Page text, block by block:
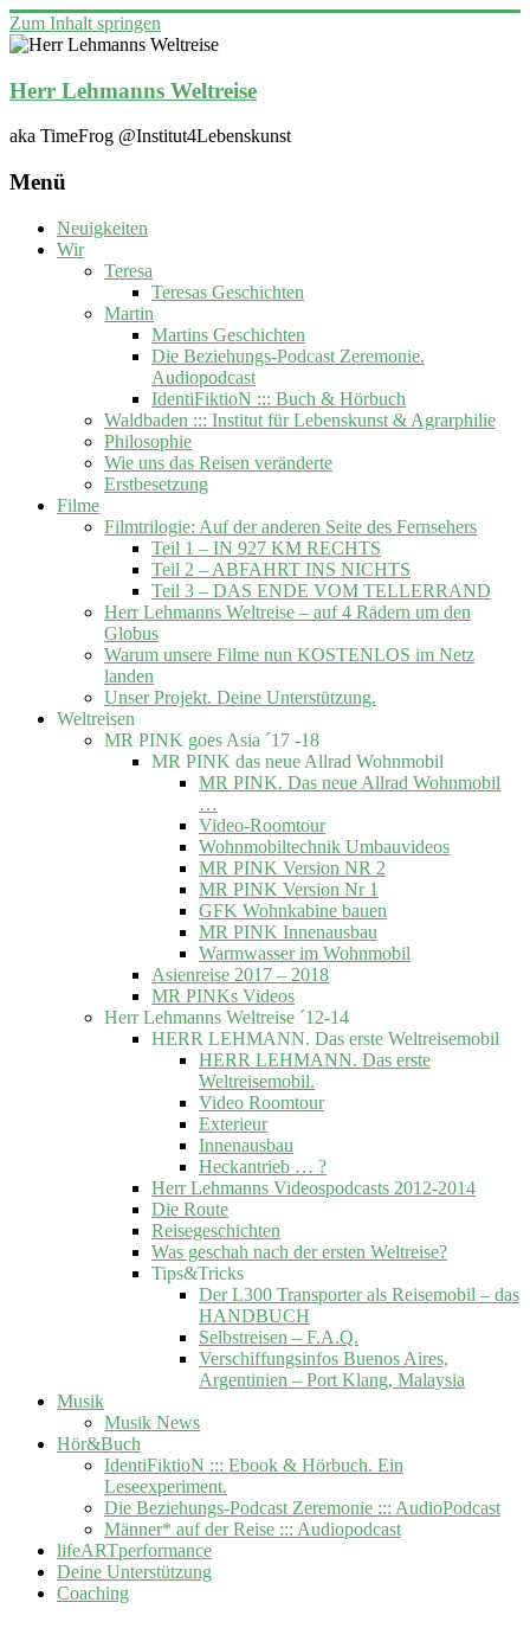
Zum Inhalt springen
Herr Lehmanns Weltreise
aka TimeFrog @Institut4Lebenskunst
Menü
Neuigkeiten
Wir
Teresa
Teresas Geschichten
Martin
Martins Geschichten
Die Beziehungs-Podcast Zeremonie.
Audiopodcast
IdentiFiktioN ::: Buch & Hörbuch
Waldbaden ::: Institut für Lebenskunst & Agrarphilie
Philosophie
Wie uns das Reisen veränderte
Erstbesetzung
Filme
Filmtrilogie: Auf der anderen Seite des Fernsehers
Teil 1 – IN 927 KM RECHTS
Teil 2 – ABFAHRT INS NICHTS
Teil 3 – DAS ENDE VOM TELLERRAND
Herr Lehmanns Weltreise – auf 4 Rädern um den
Globus
Warum unsere Filme nun KOSTENLOS im Netz
landen
Unser Projekt. Deine Unterstützung.
Weltreisen
MR PINK goes Asia ´17 -18
MR PINK das neue Allrad Wohnmobil
MR PINK. Das neue Allrad Wohnmobil
…
Video-Roomtour
Wohnmobiltechnik Umbauvideos
MR PINK Version NR 2
MR PINK Version Nr 1
GFK Wohnkabine bauen
MR PINK Innenausbau
Warmwasser im Wohnmobil
Asienreise 2017 – 2018
MR PINKs Videos
Herr Lehmanns Weltreise ´12-14
HERR LEHMANN. Das erste Weltreisemobil
HERR LEHMANN. Das erste
Weltreisemobil.
Video Roomtour
Exterieur
Innenausbau
Heckantrieb … ?
Herr Lehmanns Videospodcasts 2012-2014
Die Route
Reisegeschichten
Was geschah nach der ersten Weltreise?
Tips&Tricks
Der L300 Transporter als Reisemobil – das
HANDBUCH
Selbstreisen – F.A.Q.
Verschiffungsinfos Buenos Aires,
Argentinien – Port Klang, Malaysia
Musik
Musik News
Hör&Buch
IdentiFiktioN ::: Ebook & Hörbuch. Ein
Leseexperiment.
Die Beziehungs-Podcast Zeremonie ::: AudioPodcast
Männer* auf der Reise ::: Audiopodcast
lifeARTperformance
Deine Unterstützung
Coaching